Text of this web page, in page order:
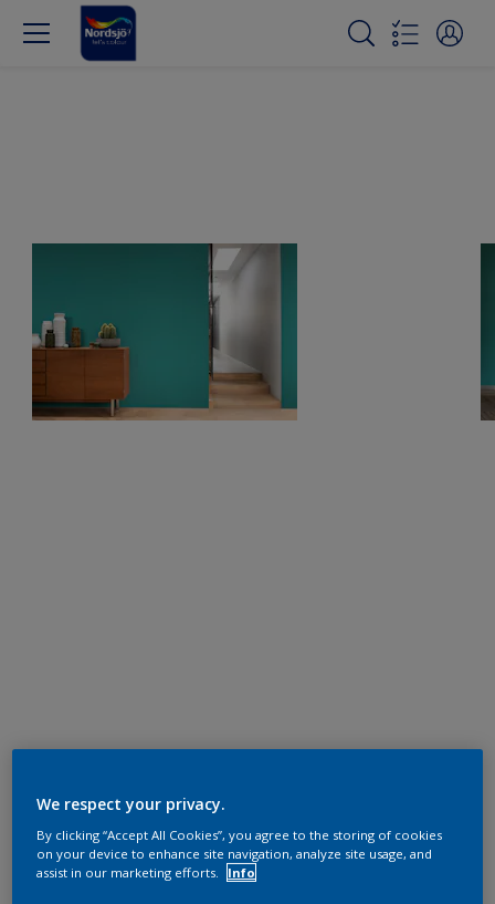
We respect your privacy.
By clicking “Accept All Cookies”, you agree to the storing of cookies
on your device to enhance site navigation, analyze site usage, and
assist in our marketing efforts.
Info